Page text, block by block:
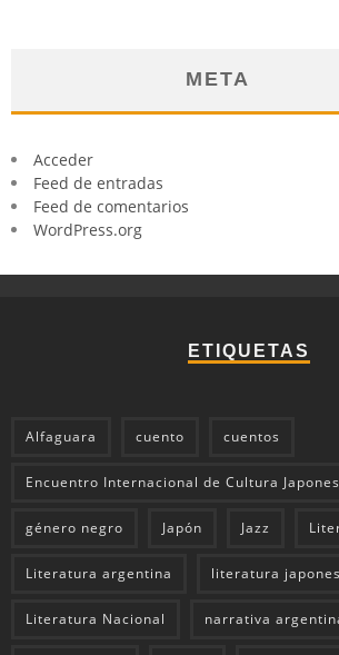
META
Acceder
Feed de entradas
Feed de comentarios
WordPress.org
ETIQUETAS
Alfaguara cuento cuentos
Encuentro Internacional de Cultura
género negro Japón Jazz
Literatura argentina literatura
Literatura Nacional narrativa